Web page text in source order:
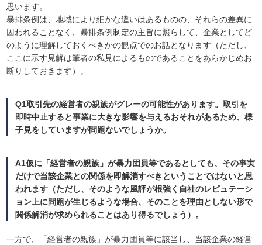
思います。
暴排条例は、地域により細かな違いはあるものの、それらの差異に
囚われることなく、暴排条例制定の主旨に照らして、企業としてど
のように理解しておくべきかの観点でのお話となります（ただし、
ここに示す見解は筆者の私見によるものであることをあらかじめお
断りしておきます）。
Q1取引先の経営者の親族がグレーの可能性があります。取引を
即時中止すると事業に大きな影響を与えるおそれがあるため、様
子見をしていますが問題ないでしょうか。
A1仮に「経営者の親族」が暴力団員等であるとしても、その事実
だけで当該企業との関係を即解消すべきということではないと思
われます（ただし、そのような風評が根強く自社のレピュテーシ
ョン上に問題が生じるような場合、そのことを理由としない形で
関係解消が求められることはあり得るでしょう）。
一方で、「経営者の親族」が暴力団員等に該当し、当該企業の経営